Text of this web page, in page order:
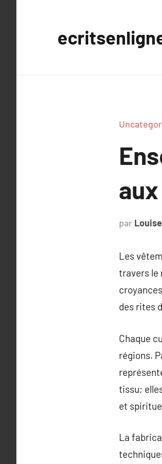
par
Les
travers le
des rites
Chaque
régions.
tissu;
et
La